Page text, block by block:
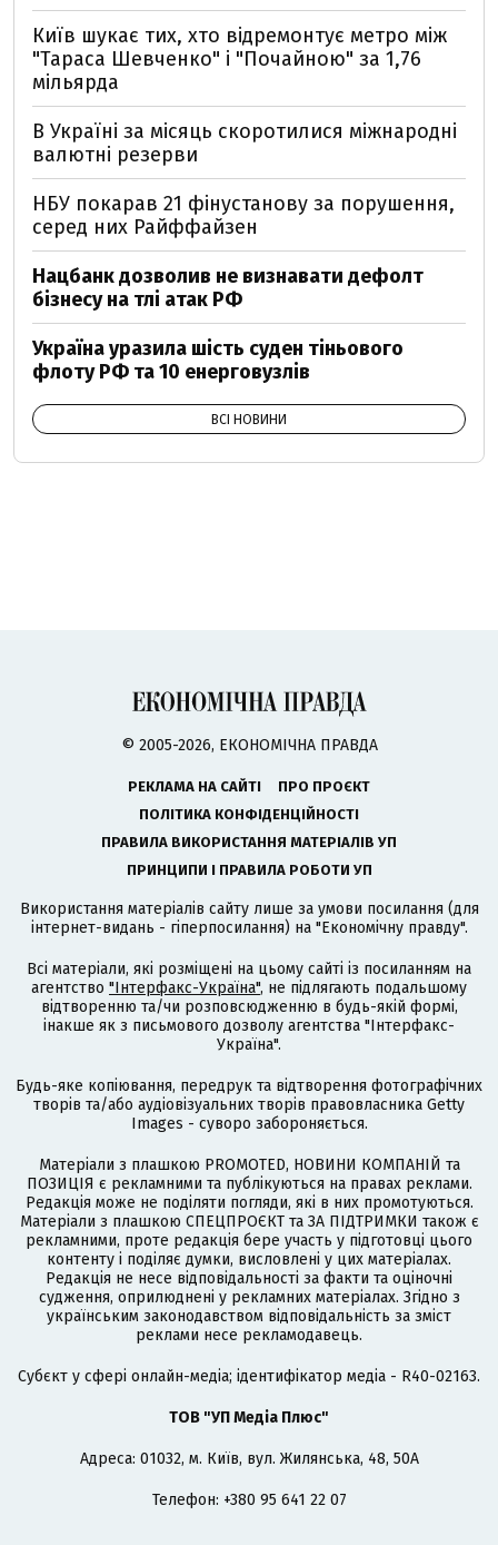
Київ шукає тих, хто відремонтує метро між
"Тараса Шевченко" і "Почайною" за 1,76
мільярда
В Україні за місяць скоротилися міжнародні
валютні резерви
НБУ покарав 21 фінустанову за порушення,
серед них Райффайзен
Нацбанк дозволив не визнавати дефолт
бізнесу на тлі атак РФ
Україна уразила шість суден тіньового
флоту РФ та 10 енерговузлів
ВСІ НОВИНИ
© 2005-2026, ЕКОНОМІЧНА ПРАВДА
РЕКЛАМА НА САЙТІ
ПРО ПРОЄКТ
ПОЛІТИКА КОНФІДЕНЦІЙНОСТІ
ПРАВИЛА ВИКОРИСТАННЯ МАТЕРІАЛІВ УП
ПРИНЦИПИ І ПРАВИЛА РОБОТИ УП
Використання матеріалів сайту лише за умови посилання (для
інтернет-видань - гіперпосилання) на "Економічну правду".
Всі матеріали, які розміщені на цьому сайті із посиланням на
агентство "Інтерфакс-Україна", не підлягають подальшому
відтворенню та/чи розповсюдженню в будь-якій формі,
інакше як з письмового дозволу агентства "Інтерфакс-
Україна".
Будь-яке копіювання, передрук та відтворення фотографічних
творів та/або аудіовізуальних творів правовласника Getty
Images - суворо забороняється.
Матеріали з плашкою PROMOTED, НОВИНИ КОМПАНІЙ та
ПОЗИЦІЯ є рекламними та публікуються на правах реклами.
Редакція може не поділяти погляди, які в них промотуються.
Матеріали з плашкою СПЕЦПРОЄКТ та ЗА ПІДТРИМКИ також є
рекламними, проте редакція бере участь у підготовці цього
контенту і поділяє думки, висловлені у цих матеріалах.
Редакція не несе відповідальності за факти та оціночні
судження, оприлюднені у рекламних матеріалах. Згідно з
українським законодавством відповідальність за зміст
реклами несе рекламодавець.
Cубєкт у сфері онлайн-медіа; ідентифікатор медіа - R40-02163.
ТОВ "УП Медіа Плюс"
Адреса: 01032, м. Київ, вул. Жилянська, 48, 50А
Телефон: +380 95 641 22 07